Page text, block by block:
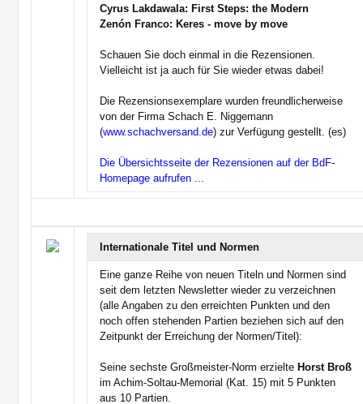
Cyrus Lakdawala: First Steps: the Modern
Zenón Franco: Keres - move by move
Schauen Sie doch einmal in die Rezensionen.
Vielleicht ist ja auch für Sie wieder etwas dabei!
Die Rezensionsexemplare wurden freundlicherweise
von der Firma Schach E. Niggemann
(www.schachversand.de) zur Verfügung gestellt. (es)
Die Übersichtsseite der Rezensionen auf der BdF-
Homepage aufrufen ...
Internationale Titel und Normen
Eine ganze Reihe von neuen Titeln und Normen sind
seit dem letzten Newsletter wieder zu verzeichnen
(alle Angaben zu den erreichten Punkten und den
noch offen stehenden Partien beziehen sich auf den
Zeitpunkt der Erreichung der Normen/Titel):
Seine sechste Großmeister-Norm erzielte Horst Broß
im Achim-Soltau-Memorial (Kat. 15) mit 5 Punkten
aus 10 Partien.